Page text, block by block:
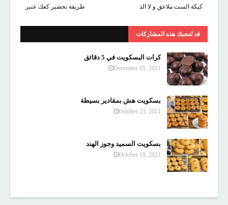
طريقة تحضير كعك عنبر كيكة الست ملاعق و لا الذ
قد تُعجبك هذه المشاركات
كرات البسكويت في 5 دقائق
December 01, 2021
بسكويت هش بمقادير بسيطة
October 23, 2021
بسكويت السميد وجوز الهند
October 19, 2021